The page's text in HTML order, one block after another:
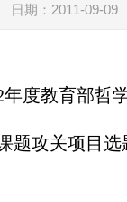
日期：2011-09-09
年度教育部哲
题攻关项目选